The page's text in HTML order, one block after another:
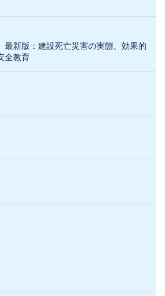
最新版：建設死亡災害の実態、効果的
全教育